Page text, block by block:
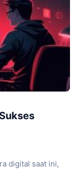
digital saat ini,